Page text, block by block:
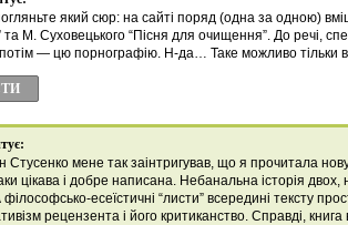
який сюр: на сайті поряд (одна за одною)
та М. Суховецького “Пісня для очищення”. До речі,
— цю порнографію. Н-да… Таке можливо тільки
мене так заінтригував, що я прочитала
цікава і добре написана. Небанальна історія двох,
есеїстичні “листи” всередині тексту
рецензента і його критиканство. Справді,